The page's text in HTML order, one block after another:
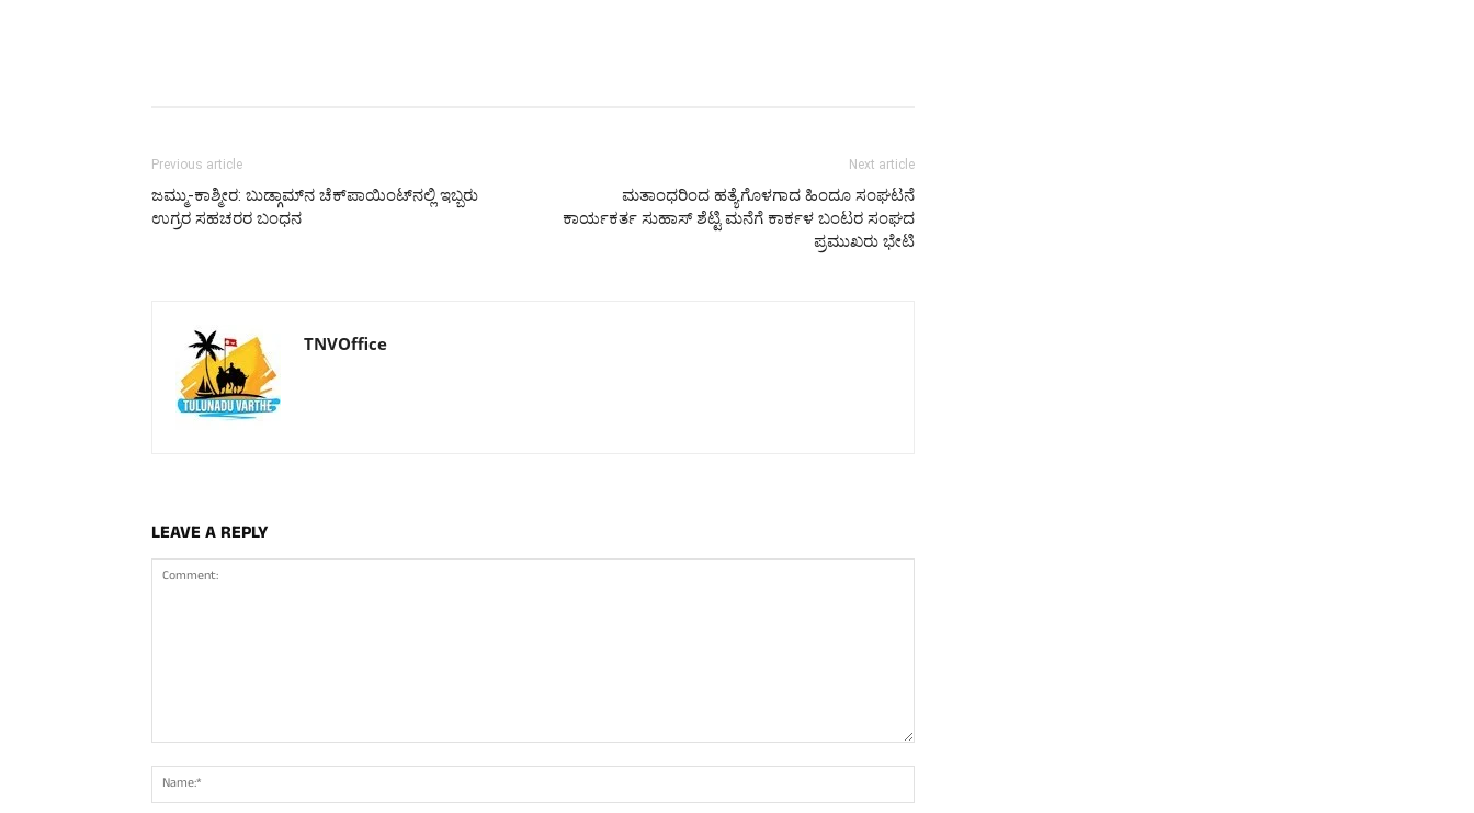
Previous article
ಜಮ್ಮು-ಕಾಶ್ಮೀರ: ಬುಡ್ಗಾಮ್​ನ ಚೆಕ್​ಪಾಯಿಂಟ್​ನಲ್ಲಿ ಇಬ್ಬರು
ಉಗ್ರರ ಸಹಚರರ ಬಂಧನ
Next article
ಮತಾಂಧರಿಂದ ಹತ್ಯೆಗೊಳಗಾದ ಹಿಂದೂ ಸಂಘಟನೆ
ಕಾರ್ಯಕರ್ತ ಸುಹಾಸ್ ಶೆಟ್ಟಿ ಮನೆಗೆ ಕಾರ್ಕಳ ಬಂಟರ ಸಂಘದ
ಪ್ರಮುಖರು ಭೇಟಿ
TNVOffice
LEAVE A REPLY